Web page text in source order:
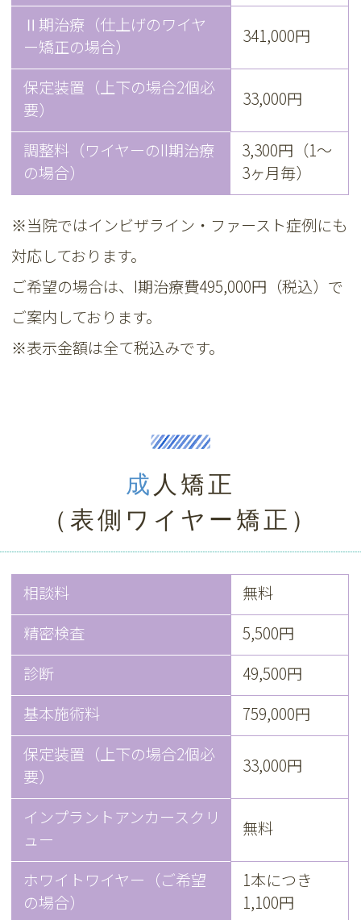
Ⅱ期治療（仕上げのワイヤ
ー矯正の場合）
341,000円
保定装置（上下の場合2個必
要）
33,000円
調整料（ワイヤーのII期治療
の場合）
3,300円（1～
3ヶ月毎）
※当院ではインビザライン・ファースト症例にも
対応しております。
ご希望の場合は、I期治療費495,000円（税込）で
ご案内しております。
※表示金額は全て税込みです。
成人矯正
（表側ワイヤー矯正）
相談料
無料
精密検査
5,500円
診断
49,500円
基本施術料
759,000円
保定装置（上下の場合2個必
要）
33,000円
インプラントアンカースクリ
ュー
無料
ホワイトワイヤー（ご希望
の場合）
1本につき
1,100円